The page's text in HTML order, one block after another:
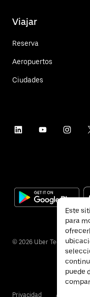
Viajar
Reserva
Aeropuertos
Ciudades
© 2026 Uber Technologies
Privacidad Accesibilidad
Este
para
puede